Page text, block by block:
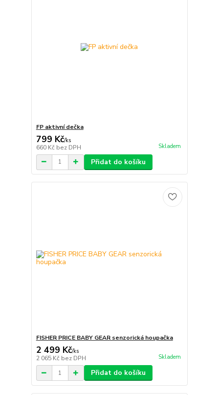
FP aktivní dečka
799 Kč/ks
660 Kč bez DPH Skladem
Přidat do košíku
FISHER PRICE BABY GEAR senzorická houpačka
2 499 Kč/ks
2 065 Kč bez DPH Skladem
Přidat do košíku